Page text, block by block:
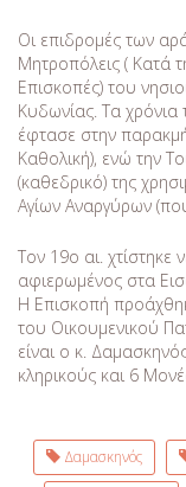
Οι επιδρομές των
Μητροπόλεις ( Κατά
Επισκοπές) του
Κυδωνίας. Τα χρόνια
έφτασε στην
Καθολική), ενώ την
(καθεδρικό) της
Αγίων Αναργύρων
Τον 19ο αι. χτίστηκε
αφιερωμένος στα
Η Επισκοπή
του Οικουμενικού
είναι ο κ.
κληρικούς και 6
Δαμασκηνός